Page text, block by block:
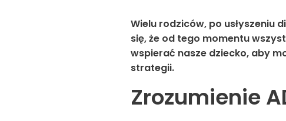
Wielu rodziców, po usłyszeniu
się, że od tego momentu
wspierać nasze dziecko, aby
strategii.
Zrozumienie